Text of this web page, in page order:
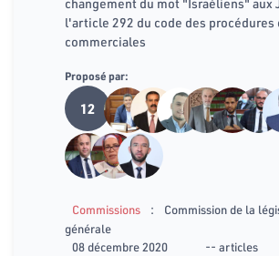
changement du mot "Israéliens" aux
l'article 292 du code des
commerciales
Proposé par:
12
Commissions :
Commission de la
générale
08 décembre 2020
-- articles